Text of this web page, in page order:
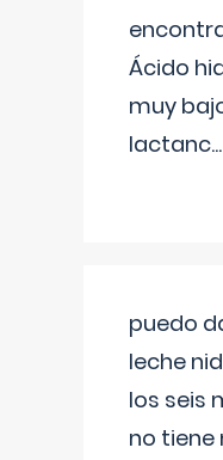
Ácido
muy
lactanc...
puedo
leche
los seis
no tiene